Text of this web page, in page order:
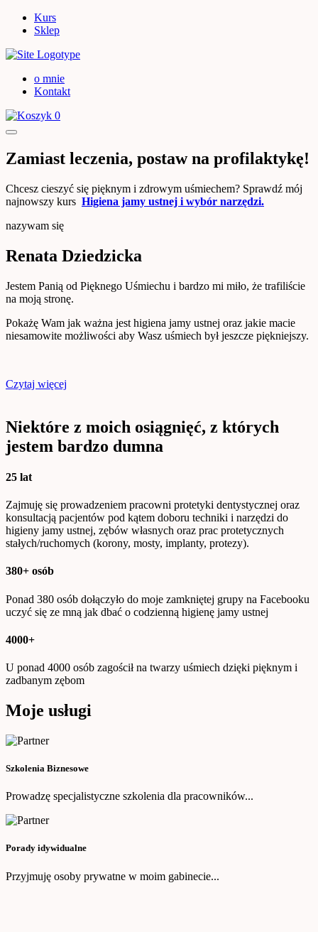
Kurs
Sklep
o mnie
Kontakt
0
Zamiast leczenia, postaw na profilaktykę!
Chcesz cieszyć się pięknym i zdrowym uśmiechem? Sprawdź mój
najnowszy kurs Higiena jamy ustnej i wybór narzędzi.
nazywam się
Renata Dziedzicka
Jestem Panią od Pięknego Uśmiechu i bardzo mi miło, że trafiliście
na moją stronę.
Pokażę Wam jak ważna jest higiena jamy ustnej oraz jakie macie
niesamowite możliwości aby Wasz uśmiech był jeszcze piękniejszy.
Czytaj więcej
Niektóre z moich osiągnięć, z których
jestem bardzo dumna
25 lat
Zajmuję się prowadzeniem pracowni protetyki dentystycznej oraz
konsultacją pacjentów pod kątem doboru techniki i narzędzi do
higieny jamy ustnej, zębów własnych oraz prac protetycznych
stałych/ruchomych (korony, mosty, implanty, protezy).
380+ osób
Ponad 380 osób dołączyło do moje zamkniętej grupy na Facebooku
uczyć się ze mną jak dbać o codzienną higienę jamy ustnej
4000+
U ponad 4000 osób zagościł na twarzy uśmiech dzięki pięknym i
zadbanym zębom
Moje usługi
Szkolenia Biznesowe
Prowadzę specjalistyczne szkolenia dla pracowników...
Porady idywidualne
Przyjmuję osoby prywatne w moim gabinecie...